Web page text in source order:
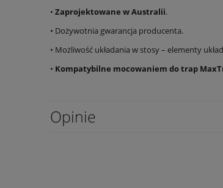
• Zaprojektowane w Australii.
• Dożywotnia gwarancja producenta.
• Możliwość układania w stosy – elementy
• Kompatybilne mocowaniem do trap
Opinie